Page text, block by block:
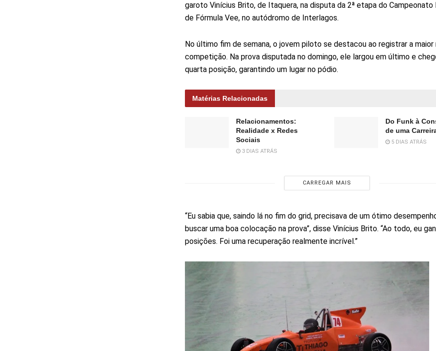
garoto Vinícius Brito, de Itaquera, na disputa da 2ª etapa do Campeonato
de Fórmula Vee, no autódromo de Interlagos.
No último fim de semana, o jovem piloto se destacou ao registrar a maior
competição. Na prova disputada no domingo, ele largou em último e
quarta posição, garantindo um lugar no pódio.
Matérias Relacionadas
Relacionamentos:
Realidade x Redes
Sociais
3 DIAS ATRÁS
Do Funk à
de uma
5 DIAS ATRÁS
CARREGAR MAIS
“Eu sabia que, saindo lá no fim do grid, precisava de um ótimo
buscar uma boa colocação na prova”, disse Vinícius Brito. “Ao todo, eu
posições. Foi uma recuperação realmente incrível.”